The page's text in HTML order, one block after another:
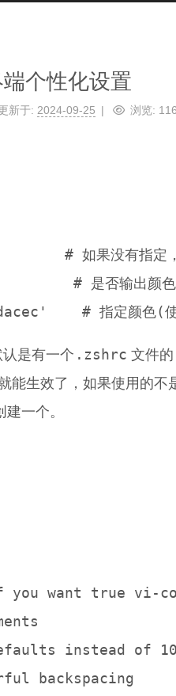
个性化设置
更新于: 2024-09-25 浏览:
# 如果没有指定，
# 是否输出颜色
是有一个 .zshrc 文件
能生效了，如果使用的不
一个。
you want true vi-